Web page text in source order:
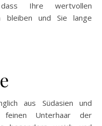
Ihre wertvollen
bleiben und Sie lange
aus Südasien und
Unterhaar der